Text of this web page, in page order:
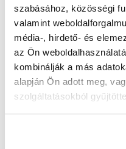
szabásához, közösségi
valamint
média-, hirdető- és
az Ön
kombinálják a más
alapján Ön adott meg,
szolgáltatásokból
" Q " csoport
40 nap az indulásig!
Időtartam:5-6 hónap
Indulás időpontja:
Képzés ára:199 000 Ft
Minden